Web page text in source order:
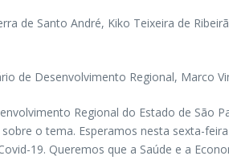
de Santo André, Kiko Teixeira de
de Desenvolvimento Regional, Marco
Regional do Estado de São
o tema. Esperamos nesta sexta-
19. Queremos que a Saúde e a